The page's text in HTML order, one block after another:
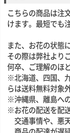
こちらの商品は注
けます。最短でも
また、お花の状態
その際は弊社より
何卒、ご理解のほ
※北海道、四国、
らは送料無料対象
※沖縄県、離島へ
※お花の配送を配
交通事情や、悪